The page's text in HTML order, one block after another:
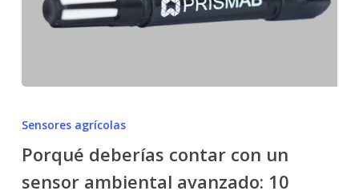
con
un
Sensores agrícolas
Porqué deberías contar con un
sensor ambiental avanzado: 10